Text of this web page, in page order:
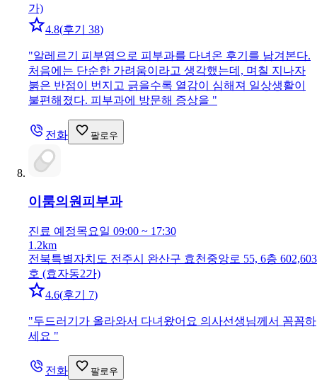
가)
4.8(후기 38)
"알레르기 피부염으로 피부과를 다녀온 후기를 남겨본다.
처음에는 단순한 가려움이라고 생각했는데, 며칠 지나자
붉은 반점이 번지고 긁을수록 열감이 심해져 일상생활이
불편해졌다. 피부과에 방문해 증상을 "
전화 팔로우
이룸의원피부과
진료 예정목요일 09:00 ~ 17:30
1.2km
전북특별자치도 전주시 완산구 효천중앙로 55, 6층 602,603
호 (효자동2가)
4.6(후기 7)
"두드러기가 올라와서 다녀왔어요 의사선생님께서 꼼꼼하
세요 "
전화 팔로우